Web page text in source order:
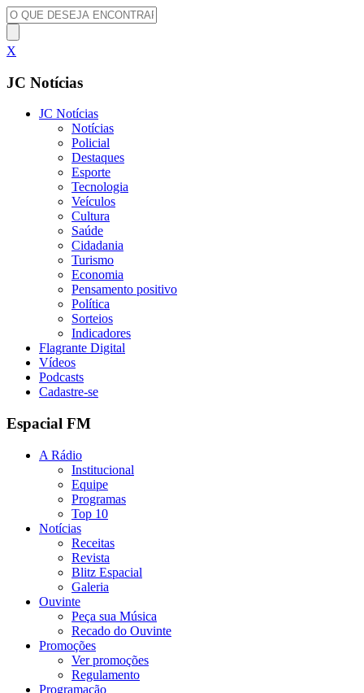
X
JC Notícias
JC Notícias
Notícias
Policial
Destaques
Esporte
Tecnologia
Veículos
Cultura
Saúde
Cidadania
Turismo
Economia
Pensamento positivo
Política
Sorteios
Indicadores
Flagrante Digital
Vídeos
Podcasts
Cadastre-se
Espacial FM
A Rádio
Institucional
Equipe
Programas
Top 10
Notícias
Receitas
Revista
Blitz Espacial
Galeria
Ouvinte
Peça sua Música
Recado do Ouvinte
Promoções
Ver promoções
Regulamento
Programação